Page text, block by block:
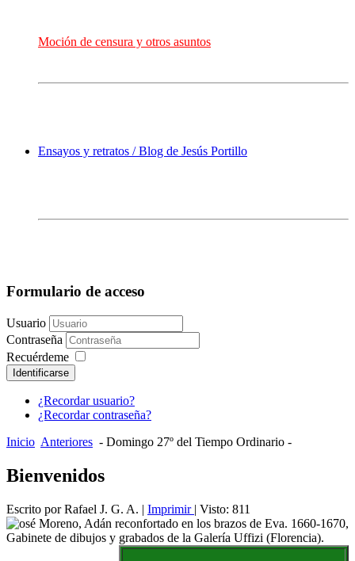
Moción de censura y otros asuntos
Ensayos y retratos / Blog de Jesús Portillo
Formulario de acceso
Usuario
Contraseña
Recuérdeme
Identificarse
¿Recordar usuario?
¿Recordar contraseña?
Inicio Anteriores - Domingo 27º del Tiempo Ordinario -
Bienvenidos
Escrito por Rafael J. G. A. | Imprimir | Visto: 811